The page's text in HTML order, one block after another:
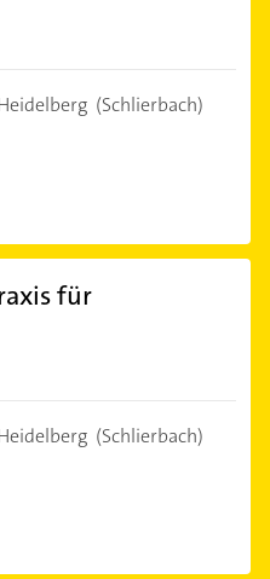
(Schlierbach)
für
(Schlierbach)